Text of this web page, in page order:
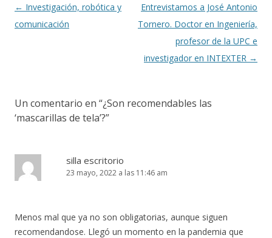
Navegación
de
← Investigación, robótica y
comunicación
Entrevistamos a José Antonio
Tornero. Doctor en Ingeniería,
profesor de la UPC e
investigador en INTEXTER →
Un comentario en “¿Son recomendables las
‘mascarillas de tela’?”
silla escritorio
23 mayo, 2022 a las 11:46 am
Menos mal que ya no son obligatorias, aunque siguen
recomendandose. Llegó un momento en la pandemia que